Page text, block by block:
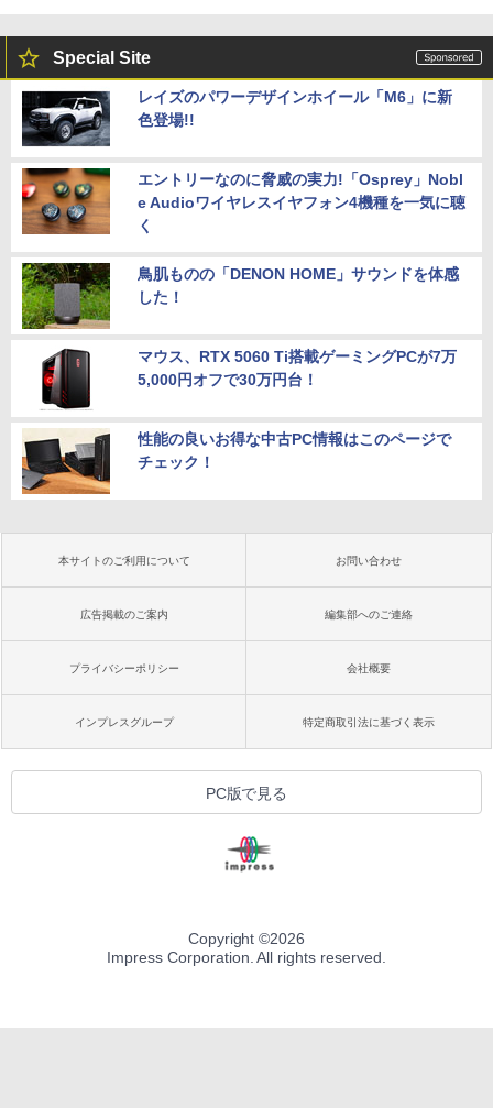
Special Site
レイズのパワーデザインホイール「M6」に新
色登場!!
エントリーなのに脅威の実力!「Osprey」Nobl
e Audioワイヤレスイヤフォン4機種を一気に聴
く
鳥肌ものの「DENON HOME」サウンドを体感
した！
マウス、RTX 5060 Ti搭載ゲーミングPCが7万
5,000円オフで30万円台！
性能の良いお得な中古PC情報はこのページで
チェック！
本サイトのご利用について お問い合わせ
広告掲載のご案内 編集部へのご連絡
プライバシーポリシー 会社概要
インプレスグループ 特定商取引法に基づく表示
PC版で見る
Copyright ©2026
Impress Corporation. All rights reserved.